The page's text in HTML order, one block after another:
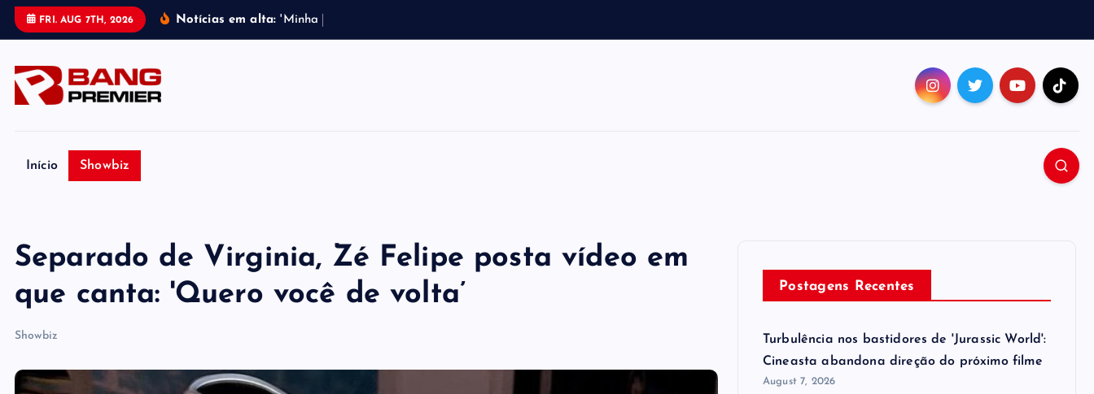
FRI. AUG 7TH, 2026 Notícias em alta: ' M inha
Início Showbiz
Separado de Virginia, Zé Felipe posta vídeo em
que canta: 'Quero você de volta’
Showbiz
Postagens Recentes
Turbulência nos bastidores de 'Jurassic World':
Cineasta abandona direção do próximo filme
August 7, 2026